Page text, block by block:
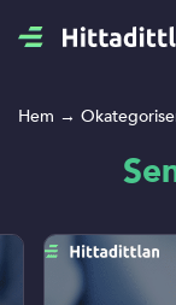
Hem →